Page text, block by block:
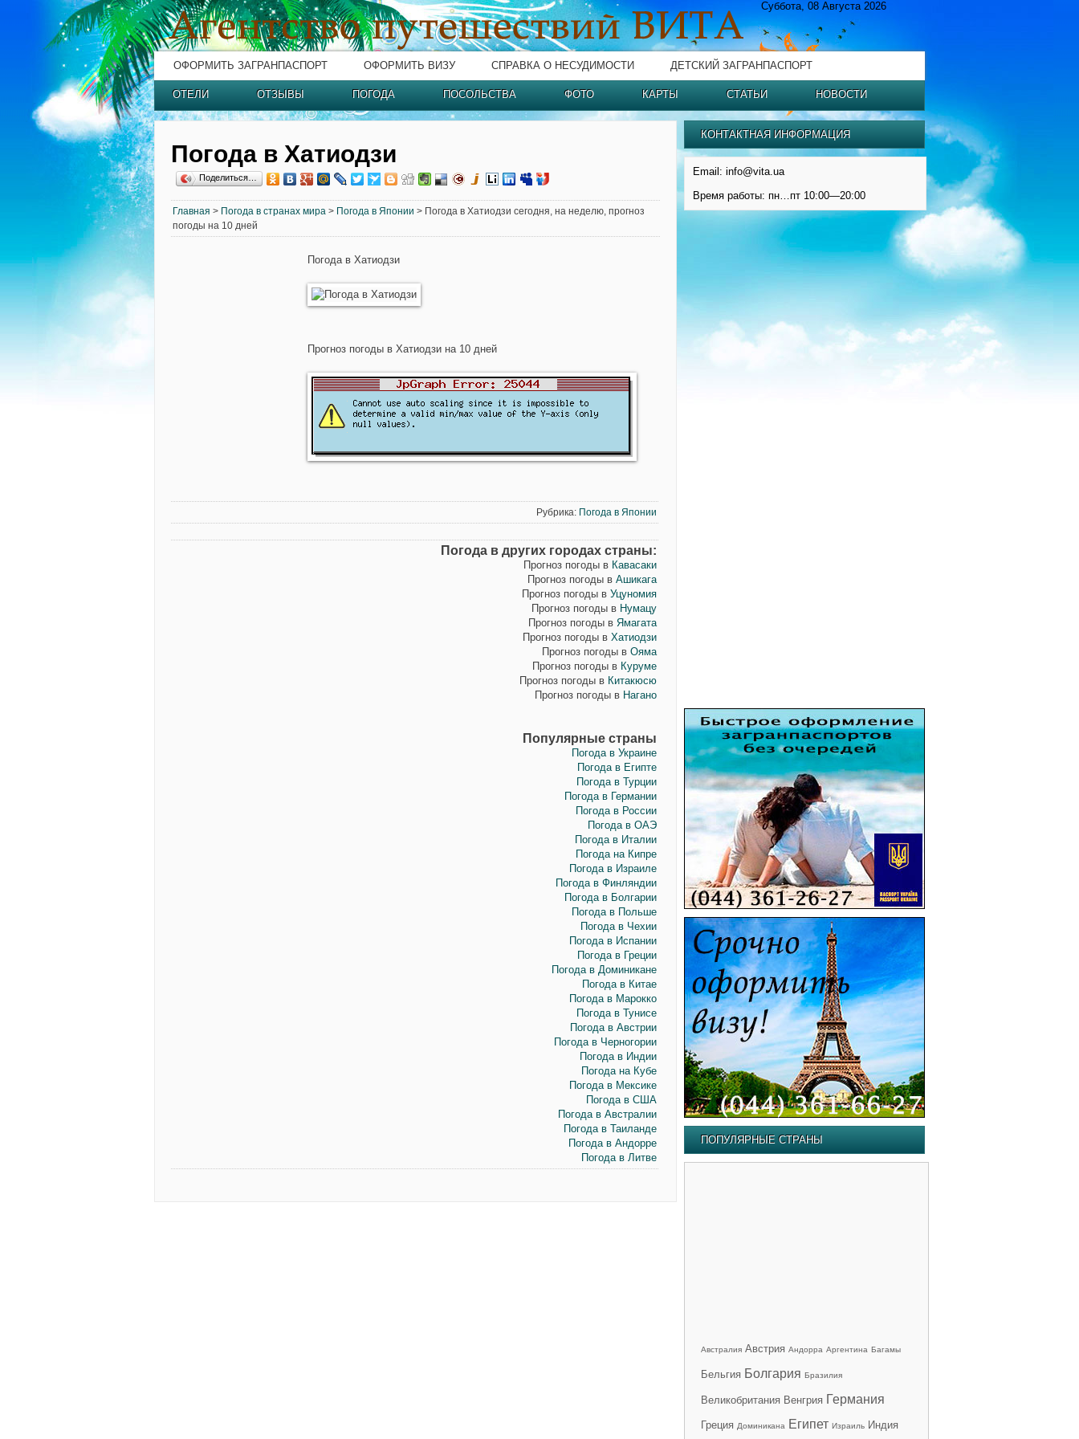
Суббота, 08 Августа 2026
ОФОРМИТЬ ЗАГРАНПАСПОРТ ОФОРМИТЬ ВИЗУ СПРАВКА О НЕСУДИМОСТИ ДЕТСКИЙ ЗАГРАНПАСПОРТ
ОТЕЛИ ОТЗЫВЫ ПОГОДА ПОСОЛЬСТВА ФОТО КАРТЫ СТАТЬИ НОВОСТИ
Погода в Хатиодзи
Поделиться…
Главная > Погода в странах мира > Погода в Японии > Погода в Хатиодзи сегодня, на неделю, прогноз
погоды на 10 дней
Погода в Хатиодзи
Прогноз погоды в Хатиодзи на 10 дней
Рубрика: Погода в Японии
Погода в других городах страны:
Прогноз погоды в Кавасаки
Прогноз погоды в Ашикага
Прогноз погоды в Уцуномия
Прогноз погоды в Нумацу
Прогноз погоды в Ямагата
Прогноз погоды в Хатиодзи
Прогноз погоды в Ояма
Прогноз погоды в Куруме
Прогноз погоды в Китакюсю
Прогноз погоды в Нагано
Популярные страны
Погода в Украине
Погода в Египте
Погода в Турции
Погода в Германии
Погода в России
Погода в ОАЭ
Погода в Италии
Погода на Кипре
Погода в Израиле
Погода в Финляндии
Погода в Болгарии
Погода в Польше
Погода в Чехии
Погода в Испании
Погода в Греции
Погода в Доминикане
Погода в Китае
Погода в Марокко
Погода в Тунисе
Погода в Австрии
Погода в Черногории
Погода в Индии
Погода на Кубе
Погода в Мексике
Погода в США
Погода в Австралии
Погода в Таиланде
Погода в Андорре
Погода в Литве
КОНТАКТНАЯ ИНФОРМАЦИЯ
Email: info@vita.ua
Время работы: пн…пт 10:00—20:00
ПОПУЛЯРНЫЕ СТРАНЫ
Австралия Австрия Андорра Аргентина Багамы
Бельгия Болгария Бразилия
Великобритания Венгрия Германия
Греция Доминикана Египет Израиль Индия